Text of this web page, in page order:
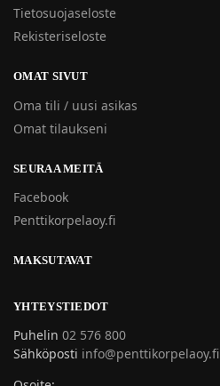
Tietosuojaseloste
Rekisteriseloste
OMAT SIVUT
Oma tili / uusi asikas
Omat tilaukseni
SEURAA MEITÄ
Facebook
Penttikorpelaoy.fi
MAKSUTAVAT
YHTEYSTIEDOT
Puhelin 02 576 800
Sähköposti info@penttikorpelaoy.fi